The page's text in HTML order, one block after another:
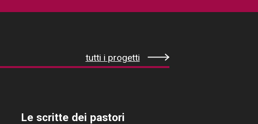
tutti i progetti
Le scritte dei pastori